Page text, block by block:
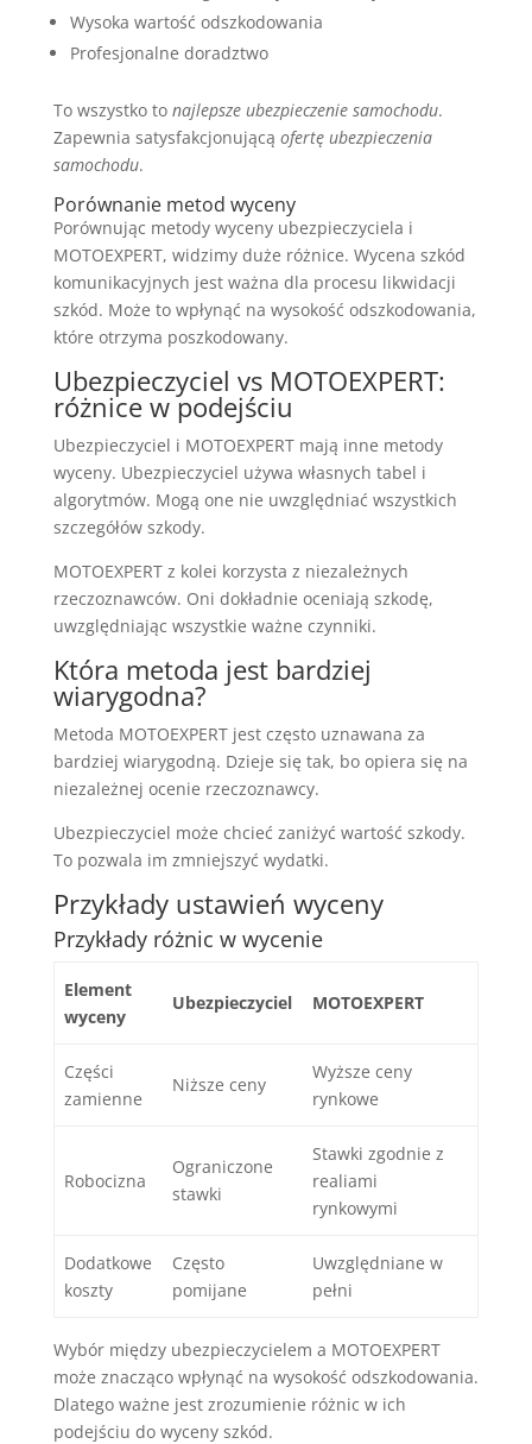
Wysoka wartość odszkodowania
Profesjonalne doradztwo
To wszystko to najlepsze ubezpieczenie samochodu.
Zapewnia satysfakcjonującą ofertę ubezpieczenia
samochodu.
Porównanie metod wyceny
Porównując metody wyceny ubezpieczyciela i
MOTOEXPERT, widzimy duże różnice. Wycena szkód
komunikacyjnych jest ważna dla procesu likwidacji
szkód. Może to wpłynąć na wysokość odszkodowania,
które otrzyma poszkodowany.
Ubezpieczyciel vs MOTOEXPERT:
różnice w podejściu
Ubezpieczyciel i MOTOEXPERT mają inne metody
wyceny. Ubezpieczyciel używa własnych tabel i
algorytmów. Mogą one nie uwzględniać wszystkich
szczegółów szkody.
MOTOEXPERT z kolei korzysta z niezależnych
rzeczoznawców. Oni dokładnie oceniają szkodę,
uwzględniając wszystkie ważne czynniki.
Która metoda jest bardziej
wiarygodna?
Metoda MOTOEXPERT jest często uznawana za
bardziej wiarygodną. Dzieje się tak, bo opiera się na
niezależnej ocenie rzeczoznawcy.
Ubezpieczyciel może chcieć zaniżyć wartość szkody.
To pozwala im zmniejszyć wydatki.
Przykłady ustawień wyceny
Przykłady różnic w wycenie
Element
wyceny
Ubezpieczyciel MOTOEXPERT
Części
zamienne
Niższe ceny
Wyższe ceny
rynkowe
Robocizna
Ograniczone
stawki
Stawki zgodnie z
realiami
rynkowymi
Dodatkowe
koszty
Często
pomijane
Uwzględniane w
pełni
Wybór między ubezpieczycielem a MOTOEXPERT
może znacząco wpłynąć na wysokość odszkodowania.
Dlatego ważne jest zrozumienie różnic w ich
podejściu do wyceny szkód.